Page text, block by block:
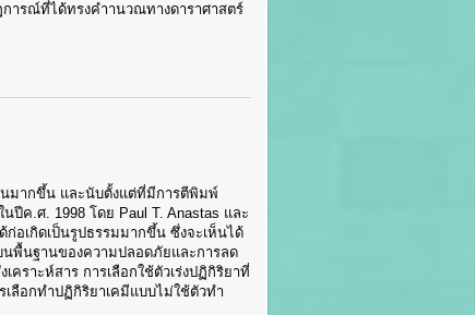
การณ์ที่ได้ทรงคำานวณทางดาราศาสตร์
มากขึ้น และนับตั้งแต่ที่มีการตีพิมพ์
ปีค.ศ. 1998 โดย Paul T. Anastas และ
อเกิดเป็นรูปธรรมมากขึ้น ซึ่งจะเห็นได้
พื้นฐานของความปลอดภัยและการลด
ราะห์สาร การเลือกใช้ตัวเร่งปฏิกิริยาที่
เลือกทำปฏิกิริยาเคมีแบบไม่ใช้ตัวทำ